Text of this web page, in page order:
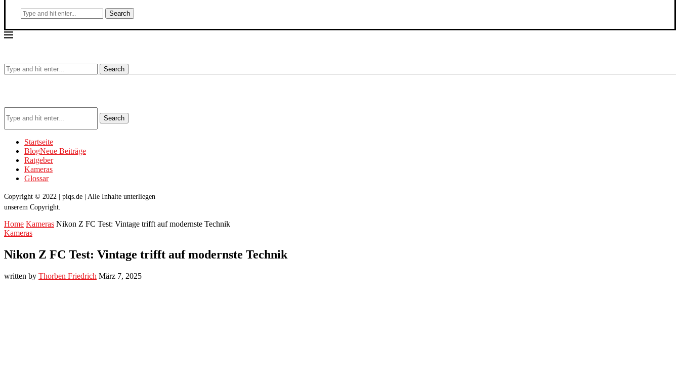
Search
Search
Search
Startseite
BlogNeue Beiträge
Ratgeber
Kameras
Glossar
Copyright © 2022 | piqs.de | Alle Inhalte unterliegen
unserem Copyright.
Home Kameras Nikon Z FC Test: Vintage trifft auf modernste Technik
Kameras
Nikon Z FC Test: Vintage trifft auf modernste Technik
written by Thorben Friedrich März 7, 2025